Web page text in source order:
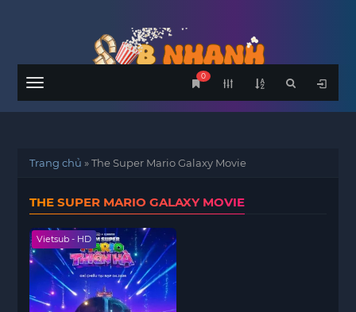
Menu
0
Trang chủ »The Super Mario Galaxy Movie
THE SUPER MARIO GALAXY MOVIE
Vietsub - HD